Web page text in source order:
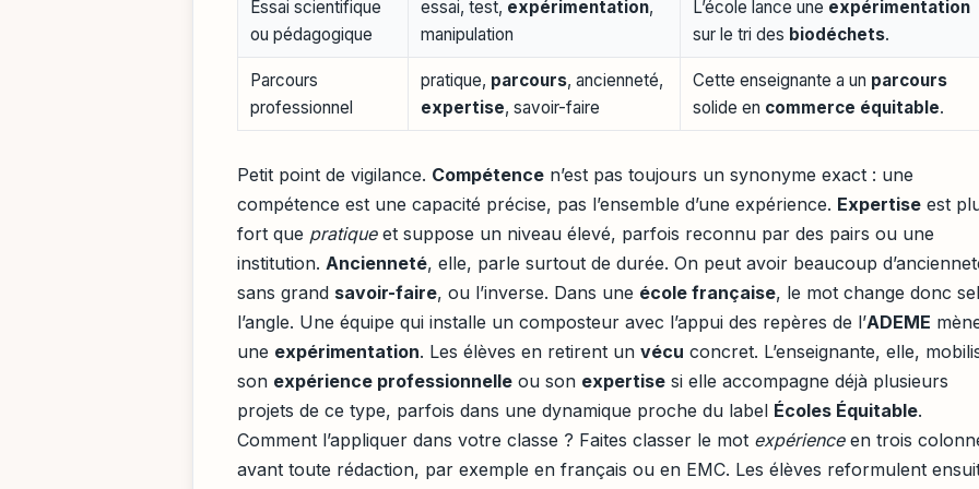
Essai scientifique
ou pédagogique
essai, test, expérimentation,
manipulation
L’école lance une expérimentation
sur le tri des biodéchets.
Parcours
professionnel
pratique, parcours, ancienneté,
expertise, savoir-faire
Cette enseignante a un parcours
solide en commerce équitable.
Petit point de vigilance. Compétence n’est pas toujours un synonyme exact : une
compétence est une capacité précise, pas l’ensemble d’une expérience. Expertise est
fort que pratiqueet suppose un niveau élevé, parfois reconnu par des pairs ou une
institution. Ancienneté, elle, parle surtout de durée. On peut avoir beaucoup
sans grand savoir-faire, ou l’inverse. Dans une école française, le mot change donc
l’angle. Une équipe qui installe un composteur avec l’appui des repères de l’ADEME
une expérimentation. Les élèves en retirent un vécu concret. L’enseignante, elle,
son expérience professionnelle ou son expertise si elle accompagne déjà plusieurs
projets de ce type, parfois dans une dynamique proche du label Écoles Équitable.
Comment l’appliquer dans votre classe ? Faites classer le mot expérienceen trois
avant toute rédaction, par exemple en français ou en EMC. Les élèves reformulent